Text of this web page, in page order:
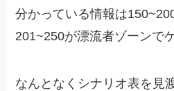
分かっている情報は
201~250が漂流者ゾーンで
なんとなくシナリオ表を見